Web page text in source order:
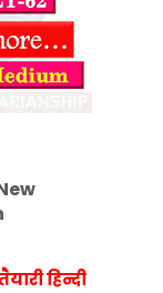
हिन्दी